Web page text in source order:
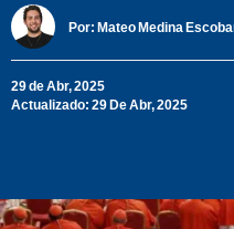
Por: Mateo Medina
29 de Abr, 2025
Actualizado: 29 De Abr, 2025